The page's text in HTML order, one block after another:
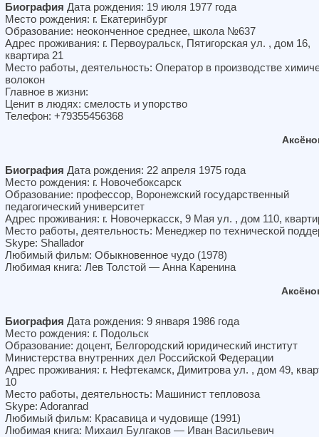
Биография Дата рождения: 19 июля 1977 года
Место рождения: г. Екатеринбург
Образование: неоконченное среднее, школа №637
Адрес проживания: г. Первоуральск, Пятигорская ул. , дом 16,
квартира 21
Место работы, деятельность: Оператор в производстве
волокон
Главное в жизни:
Ценит в людях: смелость и упорство
Телефон: +79355456368
Биография Дата рождения: 22 апреля 1975 года
Место рождения: г. Новочебоксарск
Образование: профессор, Воронежский государственный
педагогический университет
Адрес проживания: г. Новочеркасск, 9 Мая ул. , дом 110,
Место работы, деятельность: Менеджер по технической
Skype: Shallador
Любимый фильм: Обыкновенное чудо (1978)
Любимая книга: Лев Толстой — Анна Каренина
Биография Дата рождения: 9 января 1986 года
Место рождения: г. Подольск
Образование: доцент, Белгородский юридический институт
Министерства внутренних дел Российской Федерации
Адрес проживания: г. Нефтекамск, Димитрова ул. , дом 49,
10
Место работы, деятельность: Машинист тепловоза
Skype: Adoranrad
Любимый фильм: Красавица и чудовище (1991)
Любимая книга: Михаил Булгаков — Иван Васильевич